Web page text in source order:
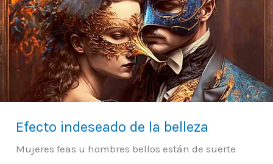
Efecto indeseado de la belleza
Mujeres feas u hombres bellos están de suerte
de
la
belleza